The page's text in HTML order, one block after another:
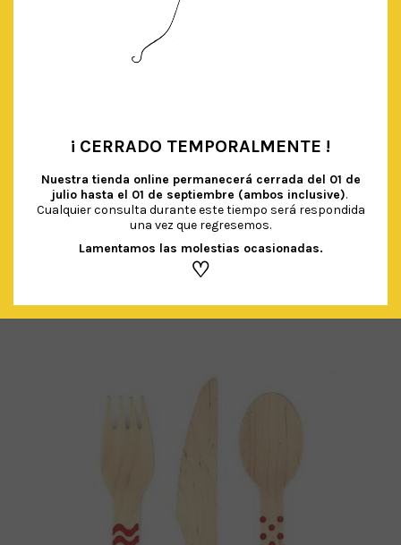
CUBIERTOS DE MADERA ROSA (24UDS)
€5.00 IVA Incluido
¡ CERRADO TEMPORALMENTE !
Nuestra tienda online permanecerá cerrada del 01 de
julio hasta el 01 de septiembre (ambos inclusive).
Cualquier consulta durante este tiempo será respondida
una vez que regresemos.
Lamentamos las molestias ocasionadas.
♡